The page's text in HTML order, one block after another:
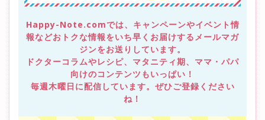
Happy-Note.comでは、キャンペーンやイベント情
報などおトクな情報をいち早くお届けするメールマガ
ジンをお送りしています。
ドクターコラムやレシピ、マタニティ期、ママ・パパ
向けのコンテンツもいっぱい！
毎週木曜日に配信しています。ぜひご登録ください
ね！